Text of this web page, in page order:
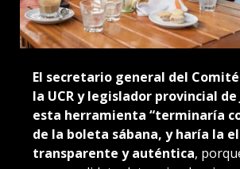
El secretario general del
la UCR y legislador provincial de
esta herramienta “terminaría
de la boleta sábana, y haría la
transparente y auténtica,